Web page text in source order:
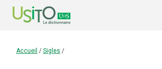
Accueil / Sigles /